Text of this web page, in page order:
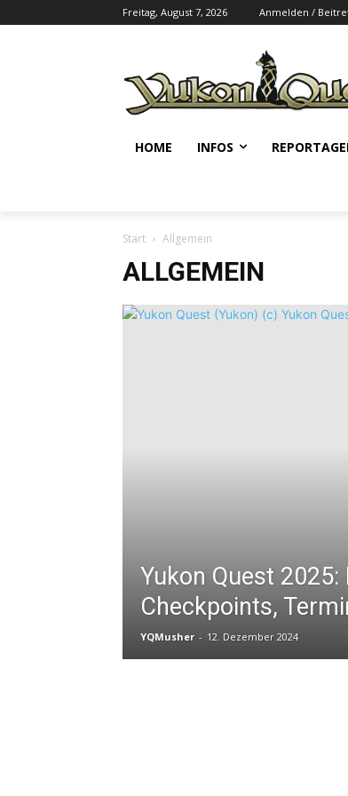
Freitag, August 7, 2026 Anmelden /
HOME INFOS
Start Allgemein
ALLGEMEIN
Yukon Quest 2025:
Checkpoints,
YQMusher - 12. Dezember 2024